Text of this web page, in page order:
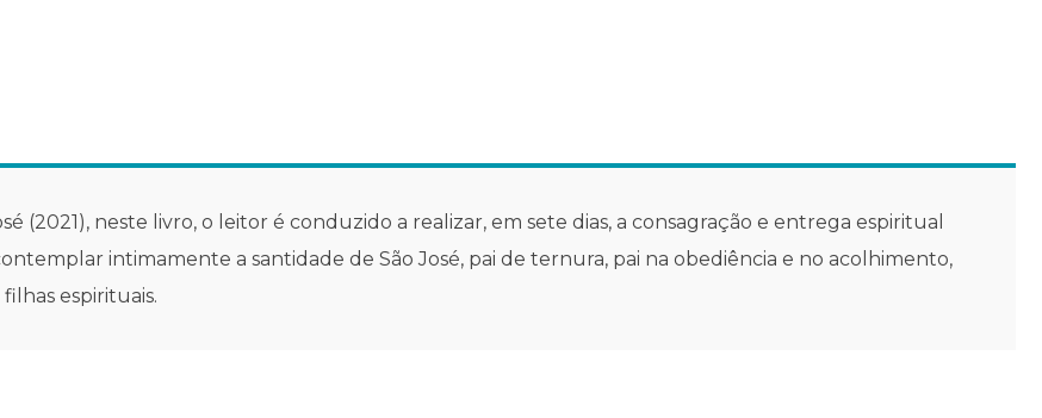
(2021), neste livro, o leitor é conduzido a realizar, em sete dias, a consagração e entrega espiritual
intimamente a santidade de São José, pai de ternura, pai na obediência e no acolhimento,
espirituais.